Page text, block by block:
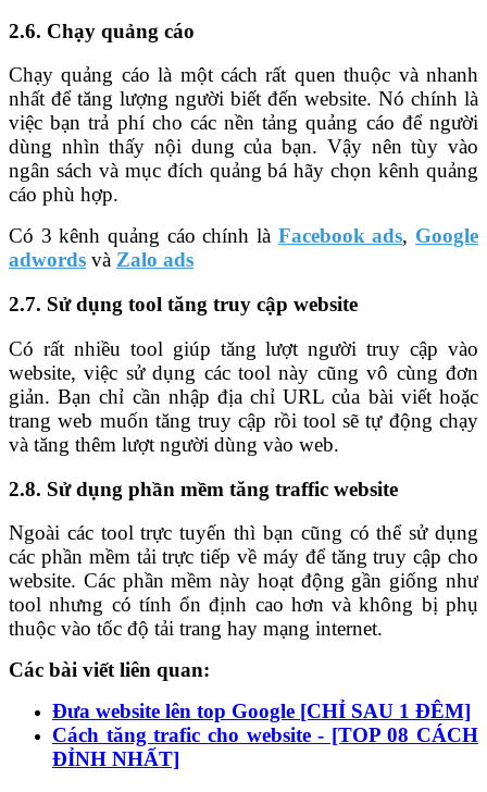
2.6. Chạy quảng cáo
Chạy quảng cáo là một cách rất quen thuộc và nhanh
nhất để tăng lượng người biết đến website. Nó chính là
việc bạn trả phí cho các nền tảng quảng cáo để người
dùng nhìn thấy nội dung của bạn. Vậy nên tùy vào
ngân sách và mục đích quảng bá hãy chọn kênh quảng
cáo phù hợp.
Có 3 kênh quảng cáo chính là Facebook ads, Google
adwords và Zalo ads
2.7. Sử dụng tool tăng truy cập website
Có rất nhiều tool giúp tăng lượt người truy cập vào
website, việc sử dụng các tool này cũng vô cùng đơn
giản. Bạn chỉ cần nhập địa chỉ URL của bài viết hoặc
trang web muốn tăng truy cập rồi tool sẽ tự động chạy
và tăng thêm lượt người dùng vào web.
2.8. Sử dụng phần mềm tăng traffic website
Ngoài các tool trực tuyến thì bạn cũng có thể sử dụng
các phần mềm tải trực tiếp về máy để tăng truy cập cho
website. Các phần mềm này hoạt động gần giống như
tool nhưng có tính ổn định cao hơn và không bị phụ
thuộc vào tốc độ tải trang hay mạng internet.
Các bài viết liên quan:
Đưa website lên top Google [CHỈ SAU 1 ĐÊM]
Cách tăng trafic cho website - [TOP 08 CÁCH
ĐỈNH NHẤT]